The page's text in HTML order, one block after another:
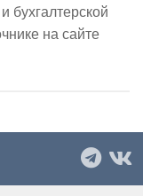
на сайте